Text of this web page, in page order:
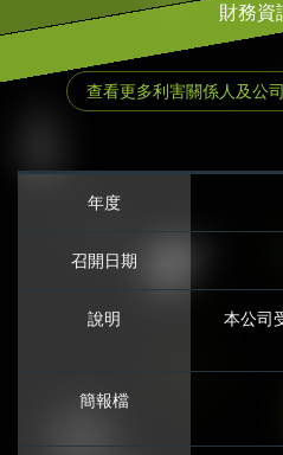
財務資
查看更多利害關係人及公
經營
財務
本公司